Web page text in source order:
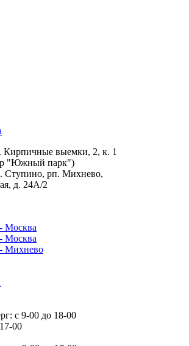
Кирпичные выемки, 2, к. 1
"Южный парк")
Ступино, рп. Михнево,
д. 24А/2
Москва
Москва
Михнево
с 9-00 до 18-00
00